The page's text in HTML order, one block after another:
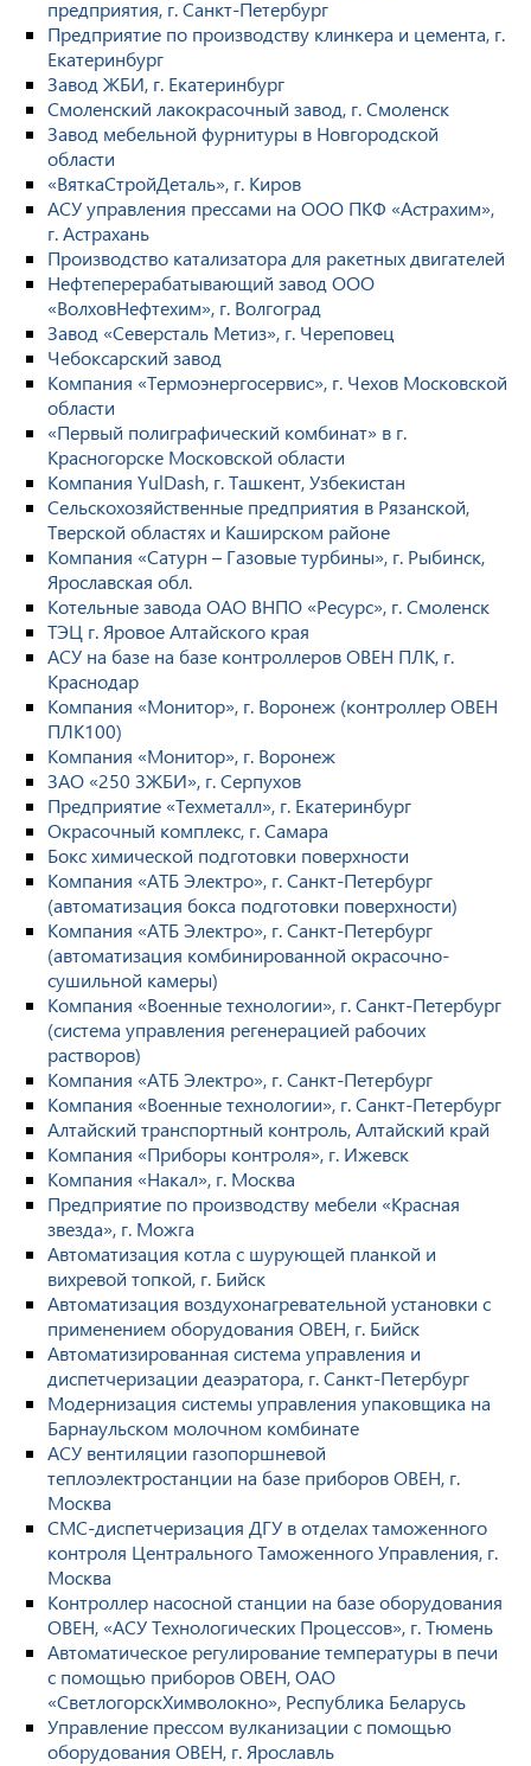
предприятия, г. Санкт-Петербург
Предприятие по производству клинкера и цемента, г.
Екатеринбург
Завод ЖБИ, г. Екатеринбург
Смоленский лакокрасочный завод, г. Смоленск
Завод мебельной фурнитуры в Новгородской
области
«ВяткаСтройДеталь», г. Киров
АСУ управления прессами на ООО ПКФ «Астрахим»,
г. Астрахань
Производство катализатора для ракетных двигателей
Нефтеперерабатывающий завод ООО
«ВолховНефтехим», г. Волгоград
Завод «Северсталь Метиз», г. Череповец
Чебоксарский завод
Компания «Термоэнергосервис», г. Чехов Московской
области
«Первый полиграфический комбинат» в г.
Красногорске Московской области
Компания YulDash, г. Ташкент, Узбекистан
Сельскохозяйственные предприятия в Рязанской,
Тверской областях и Каширском районе
Компания «Сатурн – Газовые турбины», г. Рыбинск,
Ярославская обл.
Котельные завода ОАО ВНПО «Ресурс», г. Смоленск
ТЭЦ г. Яровое Алтайского края
АСУ на базе на базе контроллеров ОВЕН ПЛК, г.
Краснодар
Компания «Монитор», г. Воронеж (контроллер ОВЕН
ПЛК100)
Компания «Монитор», г. Воронеж
ЗАО «250 ЗЖБИ», г. Серпухов
Предприятие «Техметалл», г. Екатеринбург
Окрасочный комплекс, г. Самара
Бокс химической подготовки поверхности
Компания «АТБ Электро», г. Санкт-Петербург
(автоматизация бокса подготовки поверхности)
Компания «АТБ Электро», г. Санкт-Петербург
(автоматизация комбинированной окрасочно-
сушильной камеры)
Компания «Военные технологии», г. Санкт-Петербург
(система управления регенерацией рабочих
растворов)
Компания «АТБ Электро», г. Санкт-Петербург
Компания «Военные технологии», г. Санкт-Петербург
Алтайский транспортный контроль, Алтайский край
Компания «Приборы контроля», г. Ижевск
Компания «Накал», г. Москва
Предприятие по производству мебели «Красная
звезда», г. Можга
Автоматизация котла с шурующей планкой и
вихревой топкой, г. Бийск
Автоматизация воздухонагревательной установки с
применением оборудования ОВЕН, г. Бийск
Автоматизированная система управления и
диспетчеризации деаэратора, г. Санкт-Петербург
Модернизация системы управления упаковщика на
Барнаульском молочном комбинате
АСУ вентиляции газопоршневой
теплоэлектростанции на базе приборов ОВЕН, г.
Москва
СМС-диспетчеризация ДГУ в отделах таможенного
контроля Центрального Таможенного Управления, г.
Москва
Контроллер насосной станции на базе оборудования
ОВЕН, «АСУ Технологических Процессов», г. Тюмень
Автоматическое регулирование температуры в печи
с помощью приборов ОВЕН, ОАО
«СветлогорскХимволокно», Республика Беларусь
Управление прессом вулканизации с помощью
оборудования ОВЕН, г. Ярославль